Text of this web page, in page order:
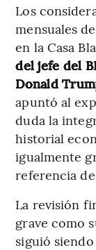
Los
mensuales
en la Casa
del jefe del
Donald
apuntó al
duda la
historial
igualmente
referencia
La revisión
grave como
siguió